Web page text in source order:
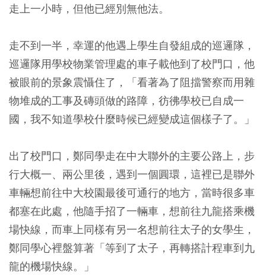
走上一小時，但他已經別無他法。
走不到一半，幸運的他遇上學生自發組成的巡邏隊，
巡邏隊用學校物業管理處的車子載他到了校門口，他
被眼前的景象震懾住了，「看著為了阻擋警察而用雜
物堆成的工事及磚頭做的路障，彷彿學校已自成一
國，我不知道學校什麼時候已經變成這個樣子了。」
出了校門口，鄭同學走在中大聯外的主要公路上，步
行大概一、兩公里後，遇到一個圓環，這裡已是聯外
車輛想前往中大校園最後可通行的地方，當時很多車
都塞在此處，他隨手招了一輛車，想前往九龍搭乘機
場快線，而車上同樣有另一名想前往太子的女學生，
鄭同學心裡盤算著「等到了太子，再轉搭計程車到九
龍的機場快線。」